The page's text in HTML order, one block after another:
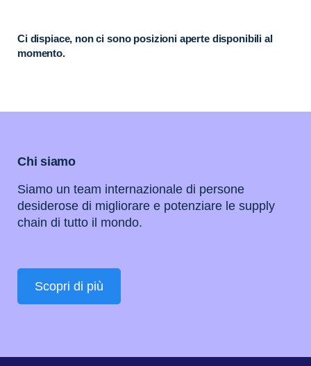
Ci dispiace, non ci sono posizioni aperte disponibili al
momento.
Chi siamo
Siamo un team internazionale di persone
desiderose di migliorare e potenziare le supply
chain di tutto il mondo.
Scopri di più